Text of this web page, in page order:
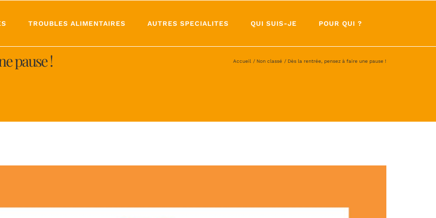
TROUBLES ALIMENTAIRES AUTRES SPECIALITES QUI SUIS-JE POUR QUI ?
pause ! Accueil Non classé Dès la rentrée, pensez à faire une pause !